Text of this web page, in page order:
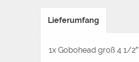
Lieferumfang
1x Gobohead groß 4 1/2″